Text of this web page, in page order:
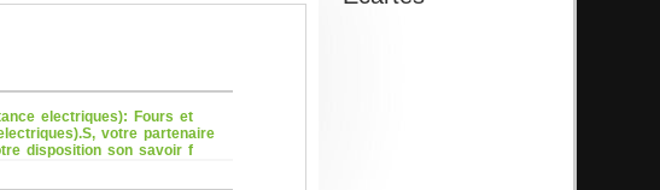
electriques): Fours et
votre partenaire
disposition son savoir f